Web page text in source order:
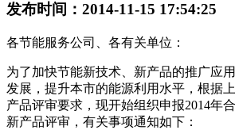
发布时间：2014-11-15 17:54:25
各节能服务公司、各有关单位：
为了加快节能新技术、新产品的推广应
发展，提升本市的能源利用水平，根据
产品评审要求，现开始组织申报2014年
新产品评审，有关事项通知如下：